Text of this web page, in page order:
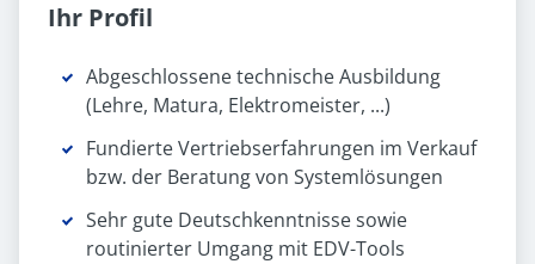
Ihr Profil
Abgeschlossene technische Ausbildung
(Lehre, Matura, Elektromeister, ...)
Fundierte Vertriebserfahrungen im Verkauf
bzw. der Beratung von Systemlösungen
Sehr gute Deutschkenntnisse sowie
routinierter Umgang mit EDV-Tools